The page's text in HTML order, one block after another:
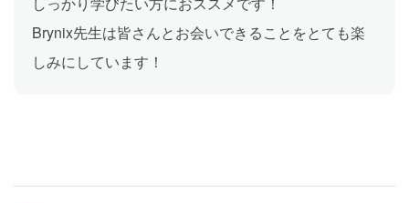
Brynix先生は皆さんとお会いできることをとても楽
しみにしています！